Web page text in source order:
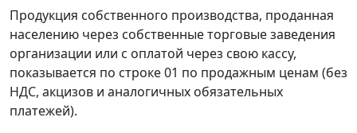
Продукция собственного производства, проданная
населению через собственные торговые заведения
организации или с оплатой через свою кассу,
показывается по строке 01 по продажным ценам (без
НДС, акцизов и аналогичных обязательных
платежей).